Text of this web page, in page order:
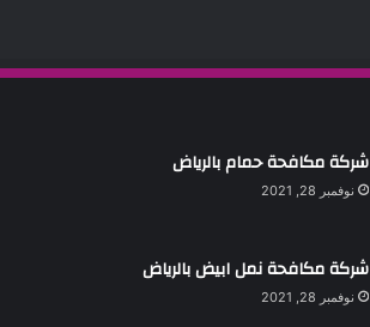
شركة مكافحة حمام بالرياض
نوفمبر 28, 2021
شركة مكافحة نمل ابيض بالرياض
نوفمبر 28, 2021